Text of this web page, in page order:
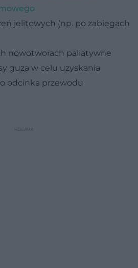
jelitowych (np. po zabiegach
nowotworach paliatywne
guza w celu uzyskania
odcinka przewodu